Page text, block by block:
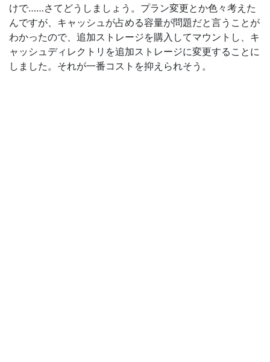
けで……さてどうしましょう。プラン変更とか色々考えた
んですが、キャッシュが占める容量が問題だと言うことが
わかったので、追加ストレージを購入してマウントし、キ
ャッシュディレクトリを追加ストレージに変更することに
しました。それが一番コストを抑えられそう。